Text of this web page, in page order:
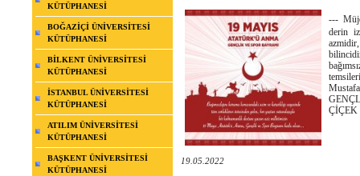
KÜTÜPHANESİ
BOĞAZİÇİ ÜNİVERSİTESİ
KÜTÜPHANESİ
BİLKENT ÜNİVERSİTESİ
KÜTÜPHANESİ
İSTANBUL ÜNİVERSİTESİ
KÜTÜPHANESİ
ATILIM ÜNİVERSİTESİ
KÜTÜPHANESİ
BAŞKENT ÜNİVERSİTESİ
KÜTÜPHANESİ
---
derin
ÇİÇEK
19.05.2022